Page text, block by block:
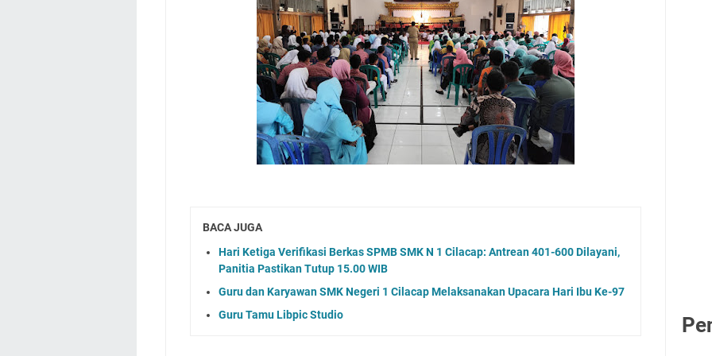
BACA JUGA
Hari Ketiga Verifikasi Berkas SPMB SMK N 1 Cilacap: Antrean 401-600 Dilayani,
Panitia Pastikan Tutup 15.00 WIB
Guru dan Karyawan SMK Negeri 1 Cilacap Melaksanakan Upacara Hari Ibu Ke-97
Guru Tamu Libpic Studio